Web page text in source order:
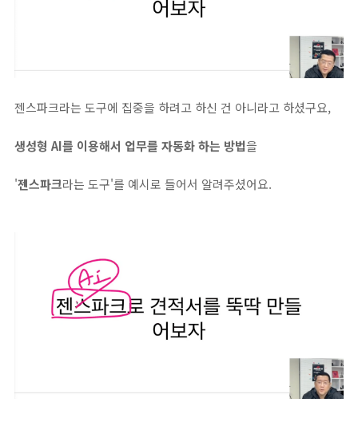
젠스파크라는 도구에 집중을 하려고 하신 건 아니라고 하셨구요,
생성형 AI를 이용해서 업무를 자동화 하는 방법을
'젠스파크라는 도구'를 예시로 들어서 알려주셨어요.